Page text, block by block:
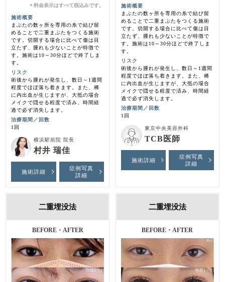
＊料金表示はすべて税込みです。
施術概要
まぶたの数ヶ所を専用の糸で結び留
めることで二重まぶたをつくる施術
です。切開する場合に比べて傷は目
立たず、腫れも少ないことが特徴で
す。施術は10～30分ほどで終了しま
す。
リスク
術後から腫れが発生し、数日～1週間
程度でほぼ落ち着きます。また、稀
に内出血が生じますが、大抵の場合
メイクで隠せる程度で済み、時間経
過で必ず消失します。
治療期間／回数
1回
横浜駅前院 院長
村井 瑞佳
施術詳細
症例写真
詳細
施術概要
まぶたの数ヶ所を専用の糸で結び留
めることで二重まぶたをつくる施術
です。切開する場合に比べて傷は目
立たず、腫れも少ないことが特徴で
す。施術は10～30分ほどで終了しま
す。
リスク
術後から腫れが発生し、数日～1週間
程度でほぼ落ち着きます。また、稀
に内出血が生じますが、大抵の場合
メイクで隠せる程度で済み、時間経
過で必ず消失します。
治療期間／回数
1回
東京中央美容外科
TCB医師
施術詳細
症例写真
詳細
二重埋没法
BEFORE・AFTER
二重埋没法
BEFORE・AFTER